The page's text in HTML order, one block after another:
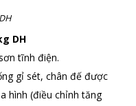
DH
tĩnh điện.
gỉ sét, chân đế được
hình (điều chỉnh tăng